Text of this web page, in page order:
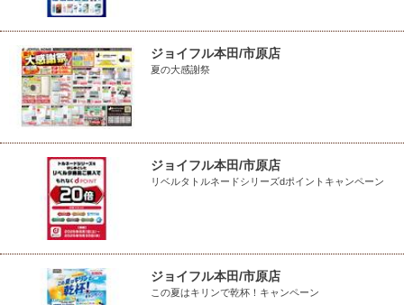
ジョイフル本田/市原店
夏の大感謝祭
ジョイフル本田/市原店
リベルタトルネードシリーズdポイントキャンペーン
ジョイフル本田/市原店
この夏はキリンで乾杯！キャンペーン